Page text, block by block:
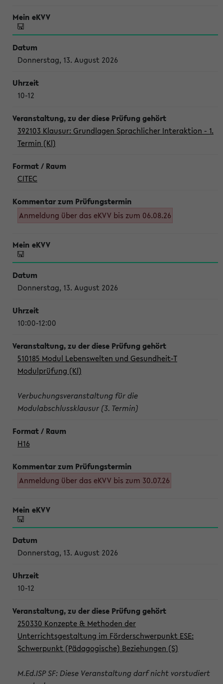
Donnerstag, 13. August 2026
10-12
392103 Klausur: Grundlagen Sprachlicher Interaktion - 1.
Termin (Kl)
CITEC
Anmeldung über das eKVV bis zum 06.08.26
Donnerstag, 13. August 2026
10:00-12:00
510185 Modul Lebenswelten und Gesundheit-T
Modulprüfung (Kl)
Verbuchungsveranstaltung für die
Modulabschlussklausur (3. Termin)
H16
Anmeldung über das eKVV bis zum 30.07.26
Donnerstag, 13. August 2026
10-12
250330 Konzepte & Methoden der
Unterrichtsgestaltung im Förderschwerpunkt ESE:
Schwerpunkt (Pädagogische) Beziehungen (S)
M.Ed.ISP SF: Diese Veranstaltung darf nicht vorstudiert